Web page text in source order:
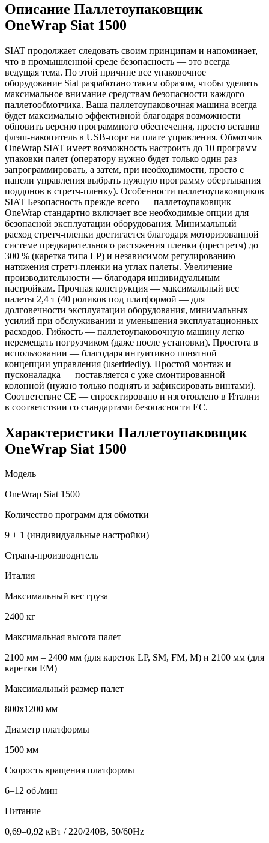
Описание Паллетоупаковщик
OneWrap Siat 1500
SIAT продолжает следовать своим принципам и напоминает,
что в промышленной среде безопасность — это всегда
ведущая тема. По этой причине все упаковочное
оборудование Siat разработано таким образом, чтобы уделить
максимальное внимание средствам безопасности каждого
паллетообмотчика. Ваша паллетоупаковочная машина всегда
будет максимально эффективной благодаря возможности
обновить версию программного обеспечения, просто вставив
флэш-накопитель в USB-порт на плате управления. Обмотчик
OneWrap SIAT имеет возможность настроить до 10 программ
упаковки палет (оператору нужно будет только один раз
запрограммировать, а затем, при необходимости, просто с
панели управления выбрать нужную программу обертывания
поддонов в стретч-пленку). Особенности паллетоупаковщиков
SIAT Безопасность прежде всего — паллетоупаковщик
OneWrap стандартно включает все необходимые опции для
безопасной эксплуатации оборудования. Минимальный
расход стретч-пленки достигается благодаря моторизованной
системе предварительного растяжения пленки (престретч) до
300 % (каретка типа LP) и независимом регулированию
натяжения стретч-пленки на углах палеты. Увеличение
производительности — благодаря индивидуальным
настройкам. Прочная конструкция — максимальный вес
палеты 2,4 т (40 роликов под платформой — для
долговечности эксплуатации оборудования, минимальных
усилий при обслуживании и уменьшения эксплуатационных
расходов. Гибкость — паллетоупаковочную машину легко
перемещать погрузчиком (даже после установки). Простота в
использовании — благодаря интуитивно понятной
концепции управления (userfriedly). Простой монтаж и
пусконаладка — поставляется с уже смонтированной
колонной (нужно только поднять и зафиксировать винтами).
Соответствие CE — спроектировано и изготовлено в Италии
в соответствии со стандартами безопасности ЕС.
Характеристики Паллетоупаковщик
OneWrap Siat 1500
Модель
OneWrap Siat 1500
Количество программ для обмотки
9 + 1 (индивидуальные настройки)
Страна-производитель
Италия
Максимальный вес груза
2400 кг
Максимальная высота палет
2100 мм – 2400 мм (для кареток LP, SM, FM, M) и 2100 мм (для
каретки EM)
Максимальный размер палет
800х1200 мм
Диаметр платформы
1500 мм
Скорость вращения платформы
6–12 об./мин
Питание
0,69–0,92 кВт / 220/240В, 50/60Hz